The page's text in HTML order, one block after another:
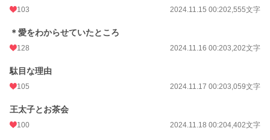
103 2024.11.15 00:202,555文字
＊愛をわからせていたところ
128 2024.11.16 00:203,202文字
駄目な理由
105 2024.11.17 00:203,059文字
王太子とお茶会
100 2024.11.18 00:204,402文字